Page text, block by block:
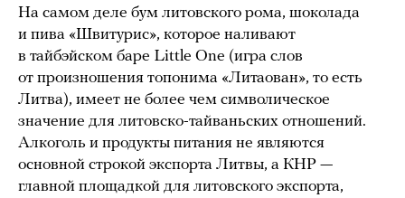
На самом деле бум литовского рома, шоколада
и пива «Швитурис», которое наливают
в тайбэйском баре Little One (игра слов
от произношения топонима «Литаован», то есть
Литва), имеет не более чем символическое
значение для литовско-тайваньских отношений.
Алкоголь и продукты питания не являются
основной строкой экспорта Литвы, а КНР —
главной площадкой для литовского экспорта,